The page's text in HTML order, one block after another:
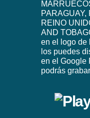
REINO
AND
en el logo de
los puedes
en el Google
podrás